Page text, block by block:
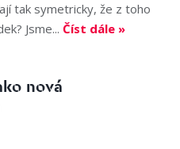
tak symetricky, že z toho
Jsme... Číst dále »
nová